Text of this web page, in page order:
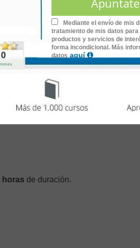
su almacenamiento y uso adecuado
Finalmente, el curso abordará las
, tanto para el personal como
Limpieza
horas de duración.
Mediante el envío de mis
tratamiento de mis datos
productos y servicios de
forma incondicional. Más
datos aquí